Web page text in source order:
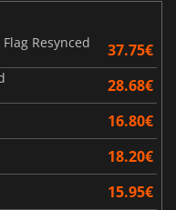
Resynced
37.75€
28.68€
16.80€
18.20€
15.95€